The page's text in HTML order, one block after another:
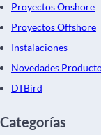
Proyectos Onshore
Proyectos Offshore
Instalaciones
Novedades
DTBird
Categorías